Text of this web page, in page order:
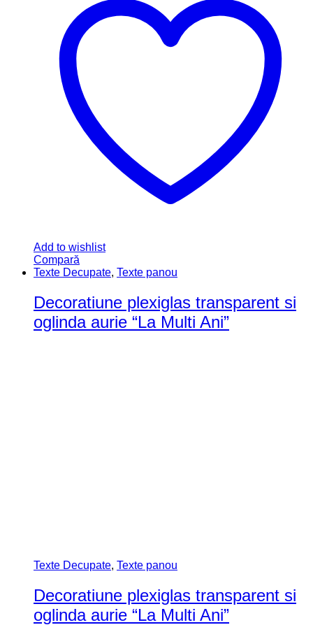
Add to wishlist
Compară
Texte Decupate, Texte panou
Decoratiune plexiglas transparent si
oglinda aurie “La Multi Ani”
Texte Decupate, Texte panou
Decoratiune plexiglas transparent si
oglinda aurie “La Multi Ani”